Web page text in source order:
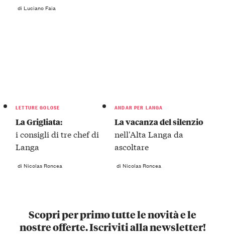
di Luciano Faia
LETTURE GOLOSE
La Grigliata:
i consigli di tre chef di
Langa
di Nicolas Roncea
ANDAR PER LANGA
La vacanza del silenzio
nell'Alta Langa da
ascoltare
di Nicolas Roncea
Scopri per primo tutte le novità e le
nostre offerte. Iscriviti alla newsletter!